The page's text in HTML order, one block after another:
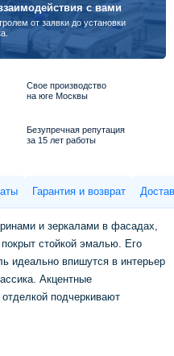
с вами
от заявки до установки
Свое производство
на юге Москвы
Безупречная репутация
за 15 лет работы
Гарантия и возврат
и зеркалами в фасадах,
стойкой эмалью. Его
идеально впишутся в интерьер
Акцентные
подчеркивают